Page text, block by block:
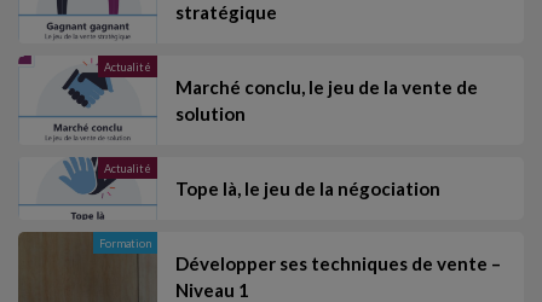
stratégique
Actualité
Marché conclu, le jeu de la vente de
solution
Actualité
Tope là, le jeu de la négociation
Formation
Développer ses techniques de vente –
Niveau 1